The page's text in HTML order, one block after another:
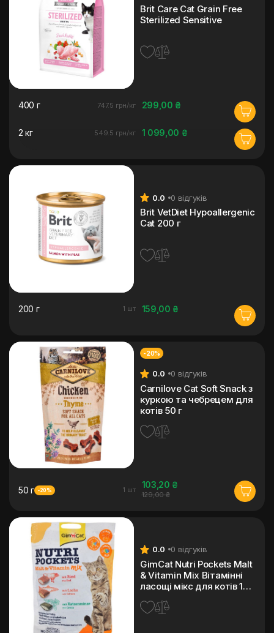
Brit Care Cat Grain Free
Sterilized Sensitive
299,00 ₴
400 г 747.5 грн/кг
1 099,00 ₴
2 кг 549.5 грн/кг
0.0 0 відгуків
Brit VetDiet Hypoallergenic
Cat 200 г
159,00 ₴
200 г 1 шт
-20%
0.0 0 відгуків
Carnilove Cat Soft Snack з
куркою та чебрецем для
котів 50 г
103,20 ₴
129,00 ₴
50 г -20% 1 шт
0.0 0 відгуків
GimCat Nutri Pockets Malt
& Vitamin Mix Вітамінні
ласощі мікс для котів 150